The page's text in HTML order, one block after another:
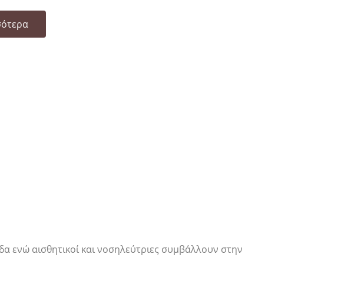
ενώ αισθητικοί και νοσηλεύτριες συμβάλλουν στην